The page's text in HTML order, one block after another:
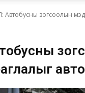
зогсоолын